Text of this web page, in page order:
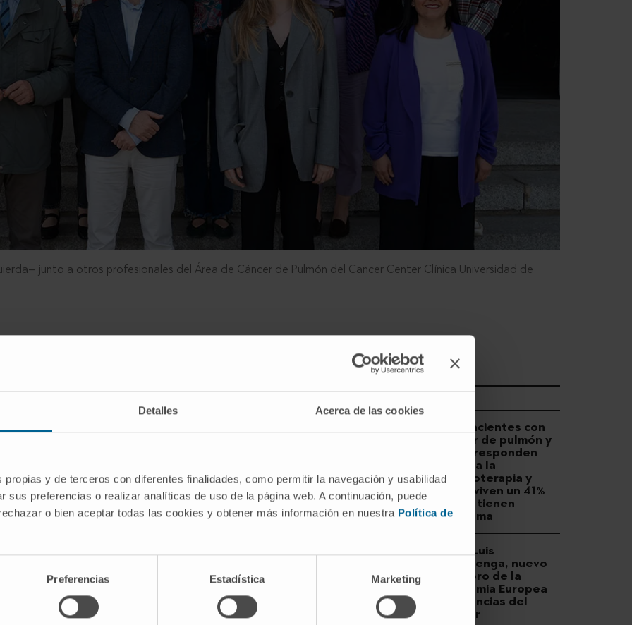
Detalles Acerca de las cookies
propias y de terceros con diferentes finalidades, como permitir la navegación y usabilidad
sus preferencias o realizar analíticas de uso de la página web. A continuación, puede
o bien aceptar todas las cookies y obtener más información en nuestra Política de
Preferencias Estadística Marketing
junto a otros profesionales del Área de Cáncer de Pulmón del Cancer Center Clínica Universidad de
una alternativa terapéutica eficaz para un
a los tratamientos convencionales. Los
especialistas delÁrea de Cáncer de
de Navarra (CCUN), han sido publicados en
como tratamiento de primera
no microcítico avanzado
EGFR, un tipo de tumor que se desarrolla por
difícil de tratar. Esta mutación
de pulmón (en torno al 2%) y suele
embargo, el desarrollo de técnicas avanzadas
Los pacientes con
cáncer de pulmón y
EPOC responden
mejor a la
inmunoterapia y
sobreviven un 41%
más si tienen
enfisema
El Dr. Luis
Montuenga, nuevo
miembro de la
Academia Europea
de Ciencias del
Cáncer